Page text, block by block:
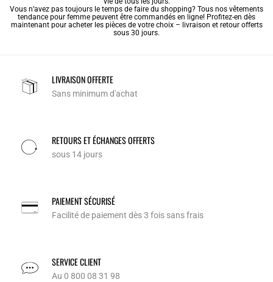
Vous n’avez pas toujours le temps de faire du shopping? Tous nos vêtements
tendance pour femme peuvent être commandés en ligne! Profitez-en dès
maintenant pour acheter les pièces de votre choix – livraison et retour offerts
sous 30 jours.
LIVRAISON OFFERTE
Sans minimum d'achat
RETOURS ET ÉCHANGES OFFERTS
sous 14 jours
PAIEMENT SÉCURISÉ
Facilité de paiement dès 3 fois sans frais
SERVICE CLIENT
Au 0 800 08 31 98